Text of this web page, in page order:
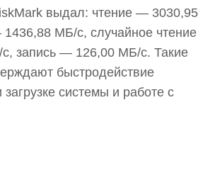
выдал: чтение — 3030,95
МБ/с, случайное чтение
запись — 126,00 МБ/с. Такие
быстродействие
загрузке системы и работе с